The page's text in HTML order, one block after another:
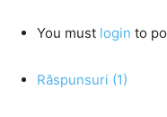
You must login to
Răspunsuri (1)